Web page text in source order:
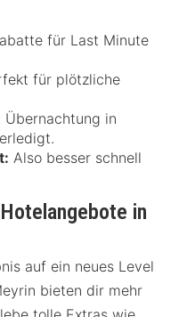
für Last Minute
für plötzliche
Übernachtung in
Also besser schnell
in
auf ein neues Level
bieten dir mehr